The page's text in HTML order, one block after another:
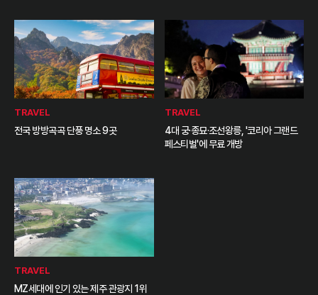
TRAVEL
전국 방방곡곡 단풍 명소 9곳
TRAVEL
4대 궁·종묘·조선왕릉, '코리아 그랜드
페스티벌'에 무료 개방
TRAVEL
MZ세대에 인기 있는 제주 관광지 1위